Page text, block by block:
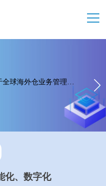
HaofangWMS海外仓系统适用于全球海外仓业务管理，支持多仓多语言、一件代发、FBA退换标、物流打单、大货中转、欢迎使用免费版本。
化、数字化